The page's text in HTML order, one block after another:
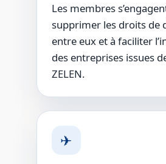
Les membres
supprimer les droits de
entre eux et à faciliter
des entreprises issues
ZELEN.
✈